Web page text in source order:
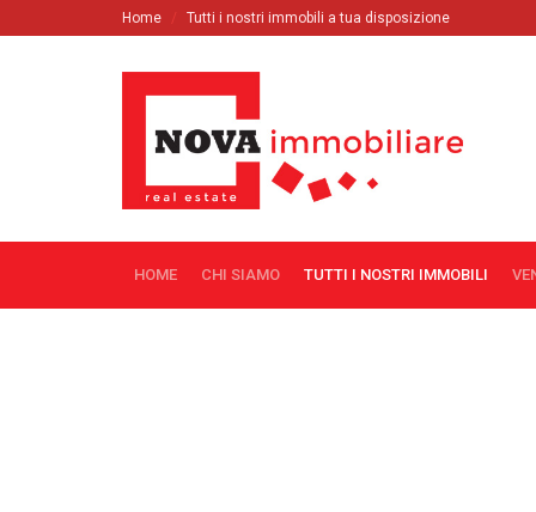
Home Tutti i nostri immobili a tua disposizione
HOME CHI SIAMO TUTTI I NOSTRI IMMOBILI